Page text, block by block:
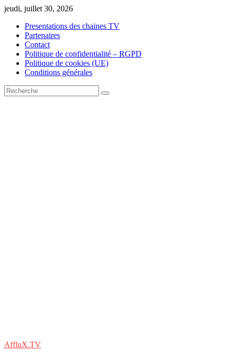
Skip
content
jeudi, juillet 30, 2026
Presentations des chaines TV
Partenaires
Contact
Politique de confidentialité – RGPD
Politique de cookies (UE)
Conditions générales
AffluX.TV